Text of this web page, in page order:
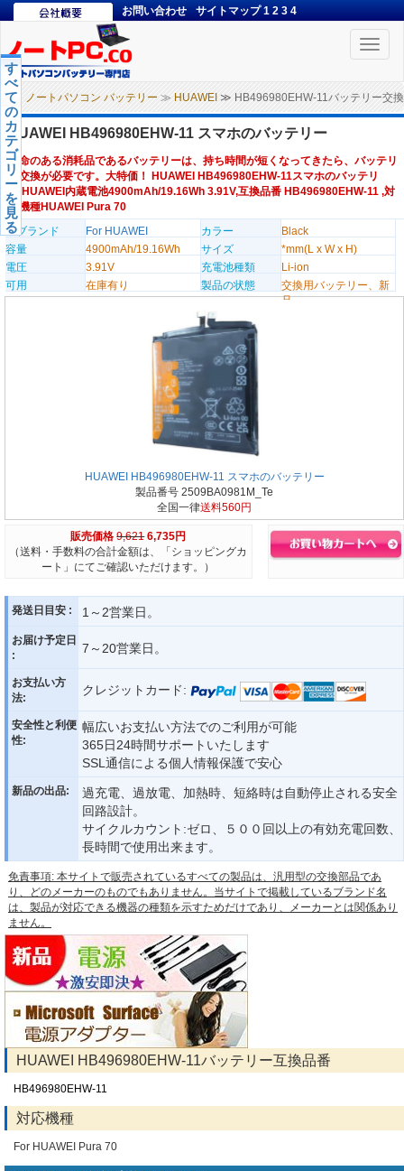
お問い合わせ サイトマップ 1 2 3 4
Toggle
ノートパソコン バッテリー ≫ HUAWEI ≫ HB496980EHW-11バッテリー交換
す
べ
て
の
カ
テ
ゴ
リ
ー
を
見
る
HUAWEI HB496980EHW-11 スマホのバッテリー
寿命のある消耗品であるバッテリーは、持ち時間が短くなってきたら、バッテリ
ー交換が必要です。大特価！ HUAWEI HB496980EHW-11スマホのバッテリ
ー,HUAWEI内蔵電池4900mAh/19.16Wh 3.91V,互換品番 HB496980EHW-11 ,対
応機種HUAWEI Pura 70
のブランド
For HUAWEI カラー
Black
容量
4900mAh/19.16Wh サイズ
*mm(L x W x H)
電圧
3.91V 充電池種類
Li-ion
可用
在庫有り 製品の状態
交換用バッテリー、新
品
HUAWEI HB496980EHW-11 スマホのバッテリー
製品番号 2509BA0981M_Te
全国一律送料560円
販売価格 9,621 6,735円
（送料・手数料の合計金額は、「ショッピングカ
ート」にてご確認いただけます。）
発送日目安 : 1～2営業日。
お届け予定日
:
7～20営業日。
お支払い方
法:
クレジットカード:
安全性と利便
性:
幅広いお支払い方法でのご利用が可能
365日24時間サポートいたします
SSL通信による個人情報保護で安心
新品の出品:
過充電、過放電、加熱時、短絡時は自動停止される安全
回路設計。
サイクルカウント:ゼロ、５００回以上の有効充電回数、
長時間で使用出来ます。
免責事項: 本サイトで販売されているすべての製品は、汎用型の交換部品であ
り、どのメーカーのものでもありません。当サイトで掲載しているブランド名
は、製品が対応できる機器の種類を示すためだけであり、メーカーとは関係あり
ません。
HUAWEI HB496980EHW-11バッテリー互換品番
HB496980EHW-11
対応機種
For HUAWEI Pura 70